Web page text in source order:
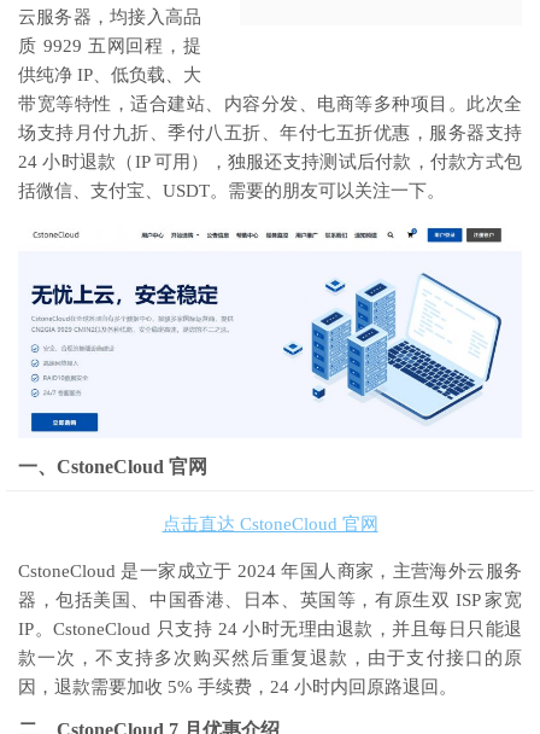
云服务器，均接入高品
质 9929 五网回程，提
供纯净 IP、低负载、大
带宽等特性，适合建站、内容分发、电商等多种项目。此次全
场支持月付九折、季付八五折、年付七五折优惠，服务器支持
24 小时退款（IP 可用），独服还支持测试后付款，付款方式包
括微信、支付宝、USDT。需要的朋友可以关注一下。
一、CstoneCloud 官网
点击直达 CstoneCloud 官网
CstoneCloud 是一家成立于 2024 年国人商家，主营海外云服务
器，包括美国、中国香港、日本、英国等，有原生双 ISP 家宽
IP。CstoneCloud 只支持 24 小时无理由退款，并且每日只能退
款一次，不支持多次购买然后重复退款，由于支付接口的原
因，退款需要加收 5% 手续费，24 小时内回原路退回。
二、CstoneCloud 7 月优惠介绍